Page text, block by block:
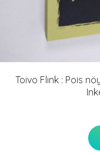
Toivo Flink : Pois